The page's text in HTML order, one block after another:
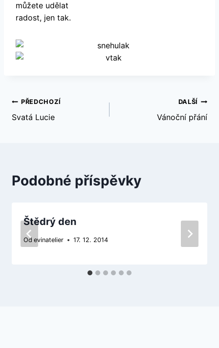
můžete udělat
radost, jen tak.
Navigace
pro
PŘEDCHOZÍ
Svatá Lucie
DALŠÍ
Vánoční přání
Podobné příspěvky
Štědrý den
Od evinatelier 17. 12. 2014